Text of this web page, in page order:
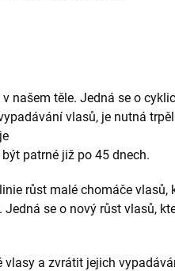
našem těle. Jedná se o
vlasů, je nutná
patrné již po 45 dnech.
růst malé chomáče vlasů,
Jedná se o nový růst vlasů,
a zvrátit jejich